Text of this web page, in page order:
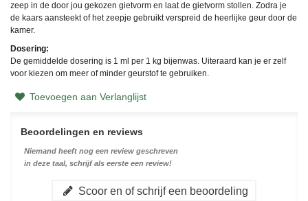
zeep in de door jou gekozen gietvorm en laat de gietvorm stollen. Zodra je
de kaars aansteekt of het zeepje gebruikt verspreid de heerlijke geur door de
kamer.
Dosering:
De gemiddelde dosering is 1 ml per 1 kg bijenwas. Uiteraard kan je er zelf
voor kiezen om meer of minder geurstof te gebruiken.
Toevoegen aan Verlanglijst
Beoordelingen en reviews
Niemand heeft nog een review geschreven
in deze taal, schrijf als eerste een review!
Scoor en of schrijf een beoordeling